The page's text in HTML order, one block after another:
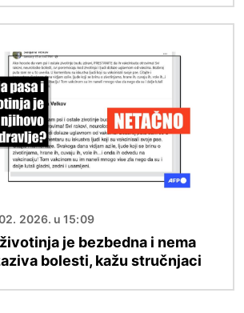
2026. u 15:09
je bezbedna i nema
bolesti, kažu stručnjaci